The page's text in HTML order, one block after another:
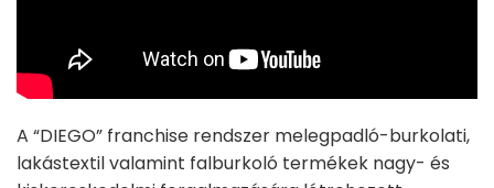
A “DIEGO” franchise rendszer melegpadló-burkolati,
lakástextil valamint falburkoló termékek nagy- és